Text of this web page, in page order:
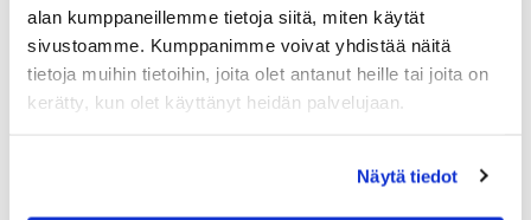
alan kumppaneillemme tietoja siitä, miten käytät
sivustoamme. Kumppanimme voivat yhdistää näitä
tietoja muihin tietoihin, joita olet antanut heille tai joita on
kerätty, kun olet käyttänyt heidän palvelujaan.
Näytä tiedot
Jäsennumero:
Lisätiedot